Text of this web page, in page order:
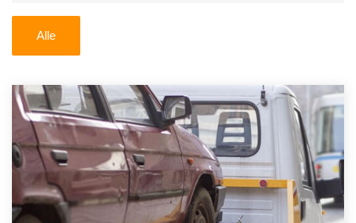
U kunt er ook voor kiezen om direct uw sloopauto te
verkopen en op te laten halen door de Sloopauto
Ophaaldienst van Autosloperijen.nl. Wij kunnen uw
auto gratis ophalen in Nieuwleusen. Neem
telefonisch contact op of maak een terugbelafspraak.
Wilt u direct een tweedehands auto onderdelen
offerte aanvragen? Dat kan via de Onderdelenlijn! Vul
Alle